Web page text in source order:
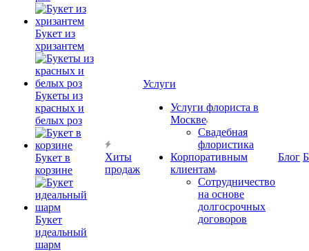
Букет из
хризантем
Букеты из
красных и
белых роз
Букет в
корзине
Букет
идеальный
шарм
Хиты
продаж
Услуги
Услуги флориста в
Москве
Свадебная
флористика
Корпоративным
клиентам
Сотрудничество
на основе
долгосрочных
договоров
Блог